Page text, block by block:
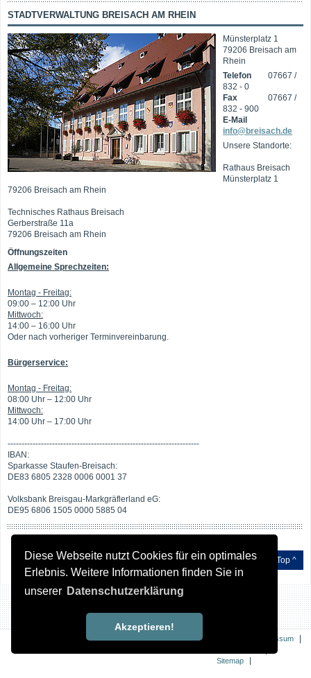
Diese Webseite nutzt Cookies für ein optimales
Erlebnis. Weitere Informationen finden Sie in
unserer Datenschutzerklärung
Akzeptieren!
STADTVERWALTUNG BREISACH AM RHEIN
Münsterplatz 1
79206 Breisach am
Rhein
Telefon
07667 /
832 - 0
Fax
07667 /
832 - 900
E-Mail
info@breisach.de
Unsere Standorte:
Rathaus Breisach
Münsterplatz 1
79206 Breisach am Rhein
Technisches Rathaus Breisach
Gerberstraße 11a
79206 Breisach am Rhein
Öffnungszeiten
Allgemeine Sprechzeiten:
Montag - Freitag:
09:00 – 12:00 Uhr
Mittwoch:
14:00 – 16:00 Uhr
Oder nach vorheriger Terminvereinbarung.
Bürgerservice:
Montag - Freitag:
08:00 Uhr – 12:00 Uhr
Mittwoch:
14:00 Uhr – 17:00 Uhr
---------------------------------------------------------------------
IBAN:
Sparkasse Staufen-Breisach:
DE83 6805 2328 0006 0001 37
Volksbank Breisgau-Markgräflerland eG:
DE95 6806 1505 0000 5885 04
Top ^
Impressum
Sitemap